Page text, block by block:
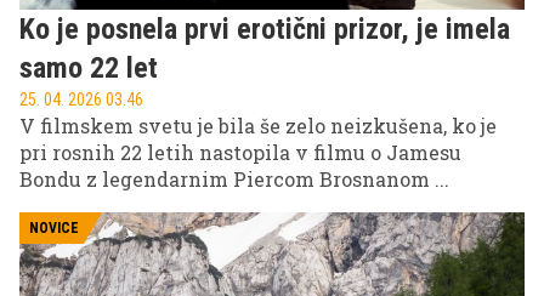
Ko je posnela prvi erotični prizor, je imela
samo 22 let
25. 04. 2026 03.46
V filmskem svetu je bila še zelo neizkušena, ko je
pri rosnih 22 letih nastopila v filmu o Jamesu
Bondu z legendarnim Piercom Brosnanom ...
NOVICE